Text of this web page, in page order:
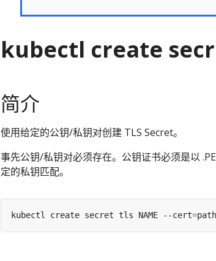
kubectl create
简介
使用给定的公钥/私钥对创建 TLS Secret。
事先公钥/私钥对必须存在。公钥证书必须是以
定的私钥匹配。
kubectl create secret tls NAME --cert=